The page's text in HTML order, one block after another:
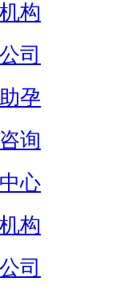
构
司
孕
询
心
构
司